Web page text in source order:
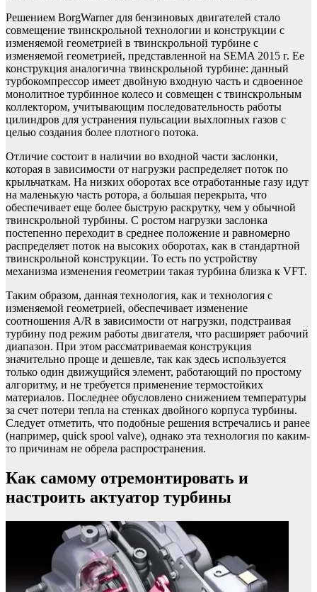
Решением BorgWarner для бензиновых двигателей стало
совмещение твинскрольной технологии и конструкции с
изменяемой геометрией в твинскрольной турбине с
изменяемой геометрией, представленной на SEMA 2015 г. Ее
конструкция аналогична твинскрольной турбине: данный
турбокомпрессор имеет двойную входную часть и сдвоенное
монолитное турбинное колесо и совмещен с твинскрольным
коллектором, учитывающим последовательность работы
цилиндров для устранения пульсации выхлопных газов с
целью создания более плотного потока.
Отличие состоит в наличии во входной части заслонки,
которая в зависимости от нагрузки распределяет поток по
крыльчаткам. На низких оборотах все отработанные газу идут
на маленькую часть ротора, а большая перекрыта, что
обеспечивает еще более быструю раскрутку, чем у обычной
твинскрольной турбины. С ростом нагрузки заслонка
постепенно переходит в среднее положение и равномерно
распределяет поток на высоких оборотах, как в стандартной
твинскрольной конструкции. То есть по устройству
механизма изменения геометрии такая турбина близка к VFT.
Таким образом, данная технология, как и технология с
изменяемой геометрией, обеспечивает изменение
соотношения A/R в зависимости от нагрузки, подстраивая
турбину под режим работы двигателя, что расширяет рабочий
диапазон. При этом рассматриваемая конструкция
значительно проще и дешевле, так как здесь используется
только один движущийся элемент, работающий по простому
алгоритму, и не требуется применение термостойких
материалов. Последнее обусловлено снижением температуры
за счет потери тепла на стенках двойного корпуса турбины.
Следует отметить, что подобные решения встречались и ранее
(например, quick spool valve), однако эта технология по каким-
то причинам не обрела распространения.
Как самому отремонтировать и
настроить актуатор турбины